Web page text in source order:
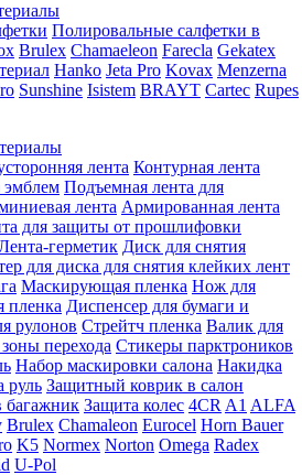
Полировальные салфетки в
Brulex Chamaeleon Farecla Gekatex
Hanko Jeta Pro Kovax Menzerna
Sunshine Isistem BRAYT Cartec Rupes
лента Контурная лента
эмблем Подъемная лента для
лента Армированная лента
для защиты от прошлифовки
герметик Диск для снятия
для диска для снятия клейких лент
Маскирующая пленка Нож для
пленка Диспенсер для бумаги и
рулонов Стрейтч пленка Валик для
перехода Стикеры парктроников
Набор маскировки салона Накидка
руль Защитный коврик в салон
багажник Защита колес 4CR A1 ALFA
Brulex Chamaleon Eurocel Horn Bauer
K5 Normex Norton Omega Radex
U-Pol